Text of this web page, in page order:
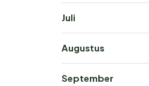
Juli
Augustus
September